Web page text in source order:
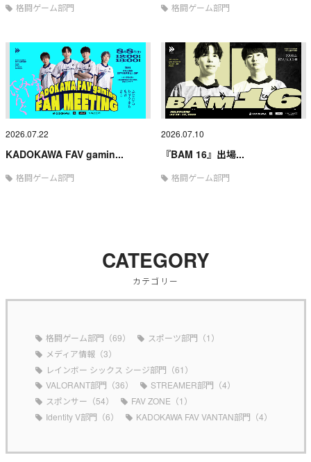
格闘ゲーム部門 格闘ゲーム部門
2026.07.22
KADOKAWA FAV gamin...
格闘ゲーム部門
2026.07.10
『BAM 16』出場...
格闘ゲーム部門
CATEGORY
カテゴリー
格闘ゲーム部門（69）
スポーツ部門（1）
メディア情報（3）
レインボー シックス シージ部門（61）
VALORANT部門（36）
STREAMER部門（4）
スポンサー（54）
FAV ZONE（1）
Identity V部門（6）
KADOKAWA FAV VANTAN部門（4）